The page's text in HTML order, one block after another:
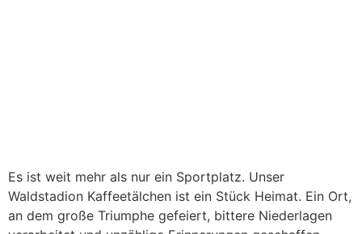
Es ist weit mehr als nur ein Sportplatz. Unser
Waldstadion Kaffeetälchen ist ein Stück Heimat. Ein Ort,
an dem große Triumphe gefeiert, bittere Niederlagen